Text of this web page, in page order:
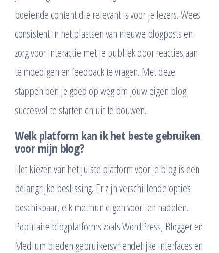
boeiende content die relevant is voor je lezers. Wees
consistent in het plaatsen van nieuwe blogposts en
zorg voor interactie met je publiek door reacties aan
te moedigen en feedback te vragen. Met deze
stappen ben je goed op weg om jouw eigen blog
succesvol te starten en uit te bouwen.
Welk platform kan ik het beste gebruiken
voor mijn blog?
Het kiezen van het juiste platform voor je blog is een
belangrijke beslissing. Er zijn verschillende opties
beschikbaar, elk met hun eigen voor- en nadelen.
Populaire blogplatforms zoals WordPress, Blogger en
Medium bieden gebruikersvriendelijke interfaces en